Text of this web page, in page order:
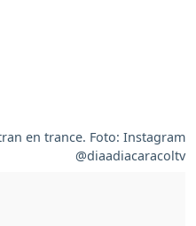
en trance. Foto: Instagram
@diaadiacaracoltv